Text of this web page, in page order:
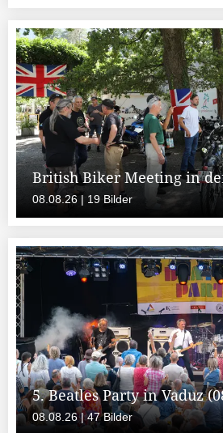
British Biker Meeting in
08.08.26 | 19 Bilder
5. Beatles Party in Vaduz
08.08.26 | 47 Bilder